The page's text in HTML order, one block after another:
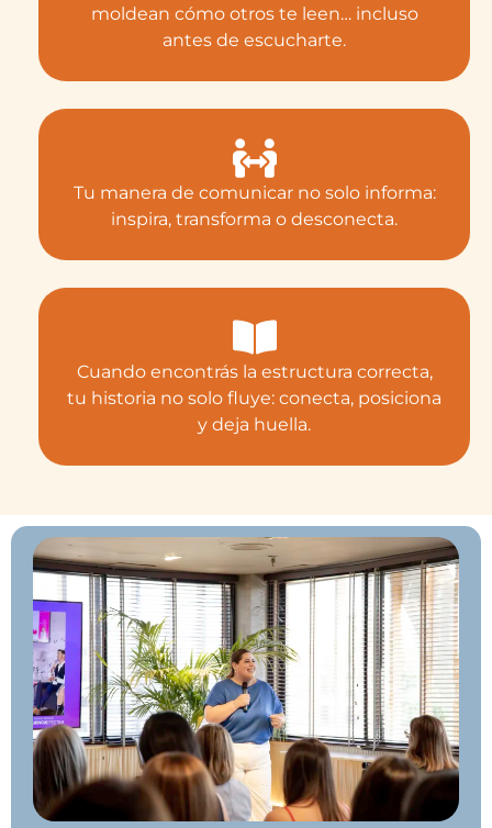
moldean cómo otros te leen… incluso
antes de escucharte.
Tu manera de comunicar no solo informa:
inspira, transforma o desconecta.
Cuando encontrás la estructura correcta,
tu historia no solo fluye: conecta, posiciona
y deja huella.